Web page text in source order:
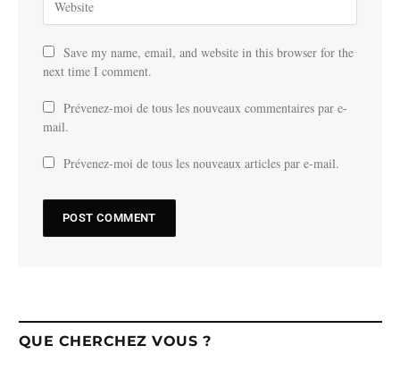
Save my name, email, and website in this browser for the
next time I comment.
Prévenez-moi de tous les nouveaux commentaires par e-
mail.
Prévenez-moi de tous les nouveaux articles par e-mail.
QUE CHERCHEZ VOUS ?